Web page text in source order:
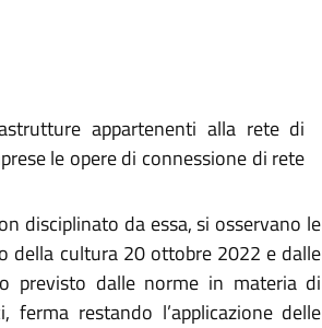
appartenenti alla rete di
le opere di connessione di rete
disciplinato da essa, si osservano le
della cultura 20 ottobre 2022 e dalle
previsto dalle norme in materia di
restando l’applicazione delle